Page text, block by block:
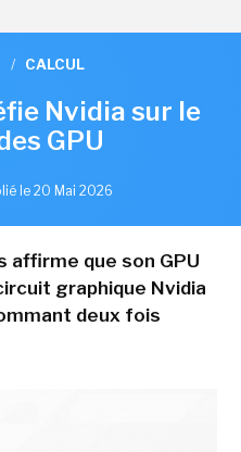
/ CALCUL
Nvidia sur le
GPU
le 20 Mai 2026
affirme que son GPU
graphique Nvidia
deux fois